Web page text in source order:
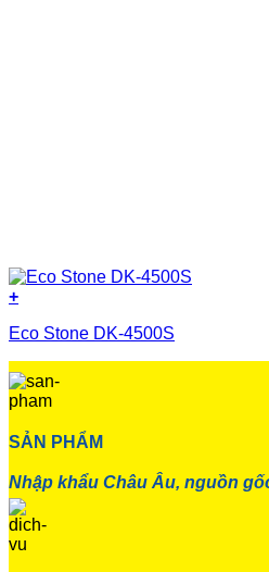
+
Eco Stone DK-4500S
SẢN PHẨM
Nhập khẩu Châu Âu, nguồn